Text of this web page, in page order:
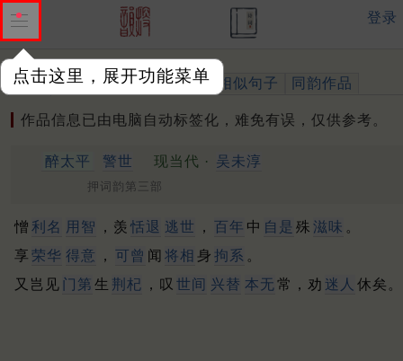
点击这里，展开功能菜单
登录
作品 标注四声 出处、引用 相似句子 同韵作品
作品信息已由电脑自动标签化，难免有误，仅供参考。
醉太平 警世 现当代 · 吴未淳
押词韵第三部
憎 利名 用智 ，羡 恬退 逃世 ， 百年 中 自是 殊 滋味 。
享 荣华 得意 ， 可曾 闻 将相 身 拘系 。
又岂见 门第 生 荆杞 ，叹 世间 兴替 本无常，劝 迷人 休矣。